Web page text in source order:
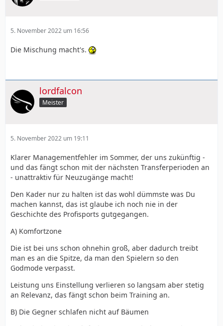
5. November 2022 um 16:56
Die Mischung macht's.
lordfalcon
Meister
5. November 2022 um 19:11
Klarer Managementfehler im Sommer, der uns zukünftig -
und das fängt schon mit der nächsten Transferperioden an
- unattraktiv für Neuzugänge macht!
Den Kader nur zu halten ist das wohl dümmste was Du
machen kannst, das ist glaube ich noch nie in der
Geschichte des Profisports gutgegangen.
A) Komfortzone
Die ist bei uns schon ohnehin groß, aber dadurch treibt
man es an die Spitze, da man den Spielern so den
Godmode verpasst.
Leistung uns Einstellung verlieren so langsam aber stetig
an Relevanz, das fängt schon beim Training an.
B) Die Gegner schlafen nicht auf Bäumen